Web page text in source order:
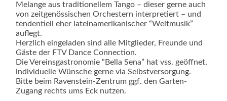
Melange aus traditionellem Tango – dieser gerne auch
von zeitgenössischen Orchestern interpretiert – und
tendentiell eher lateinamerikanischer “Weltmusik”
auflegt.
Herzlich eingeladen sind alle Mitglieder, Freunde und
Gäste der FTV Dance Connection.
Die Vereinsgastronomie “Bella Sena” hat vss. geöffnet,
individuelle Wünsche gerne via Selbstversorgung.
Bitte beim Ravenstein-Zentrum ggf. den Garten-
Zugang rechts ums Eck nutzen.